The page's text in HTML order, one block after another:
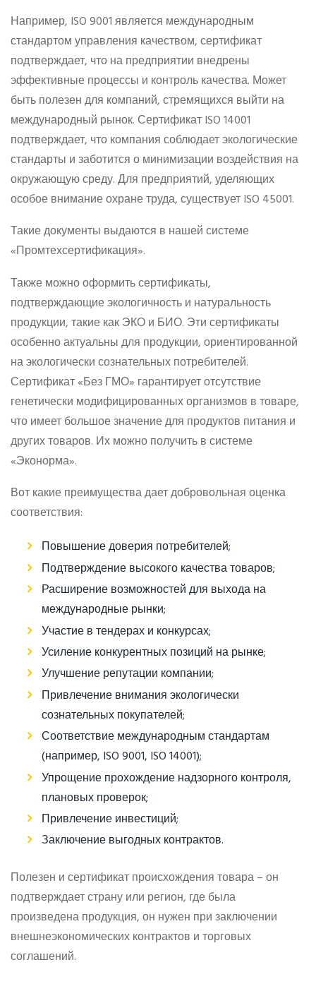
Например, ISO 9001 является международным
стандартом управления качеством, сертификат
подтверждает, что на предприятии внедрены
эффективные процессы и контроль качества. Может
быть полезен для компаний, стремящихся выйти на
международный рынок. Сертификат ISO 14001
подтверждает, что компания соблюдает экологические
стандарты и заботится о минимизации воздействия на
окружающую среду. Для предприятий, уделяющих
особое внимание охране труда, существует ISO 45001.
Такие документы выдаются в нашей системе
«Промтехсертификация».
Также можно оформить сертификаты,
подтверждающие экологичность и натуральность
продукции, такие как ЭКО и БИО. Эти сертификаты
особенно актуальны для продукции, ориентированной
на экологически сознательных потребителей.
Сертификат «Без ГМО» гарантирует отсутствие
генетически модифицированных организмов в товаре,
что имеет большое значение для продуктов питания и
других товаров. Их можно получить в системе
«Эконорма».
Вот какие преимущества дает добровольная оценка
соответствия:
Повышение доверия потребителей;
Подтверждение высокого качества товаров;
Расширение возможностей для выхода на
международные рынки;
Участие в тендерах и конкурсах;
Усиление конкурентных позиций на рынке;
Улучшение репутации компании;
Привлечение внимания экологически
сознательных покупателей;
Соответствие международным стандартам
(например, ISO 9001, ISO 14001);
Упрощение прохождение надзорного контроля,
плановых проверок;
Привлечение инвестиций;
Заключение выгодных контрактов.
Полезен и сертификат происхождения товара – он
подтверждает страну или регион, где была
произведена продукция, он нужен при заключении
внешнеэкономических контрактов и торговых
соглашений.